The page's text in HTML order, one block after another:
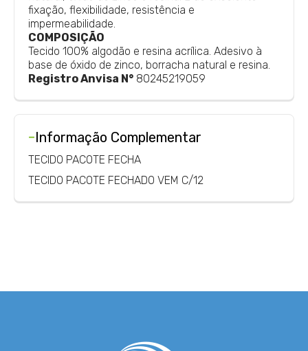
fixação, flexibilidade, resistência e
impermeabilidade.
COMPOSIÇÃO
Tecido 100% algodão e resina acrílica. Adesivo à
base de óxido de zinco, borracha natural e resina.
Registro Anvisa N° 80245219059
-Informação Complementar
TECIDO PACOTE FECHA
TECIDO PACOTE FECHADO VEM C/12